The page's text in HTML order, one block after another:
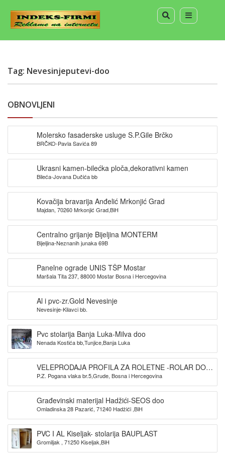
Tag: Nevesinjeputevi-doo
OBNOVLJENI
Molersko fasaderske usluge S.P.Gile Brčko
BRČKO-Pavla Savića 89
Ukrasni kamen-bilećka ploča,dekorativni kamen
Bileća-Jovana Dučića bb
Kovačija bravarija Anđelić Mrkonjić Grad
Majdan, 70260 Mrkonjić Grad,BiH
Centralno grijanje Bijeljina MONTERM
Bijeljina-Neznanih junaka 69B
Panelne ograde UNIS TŠP Mostar
Maršala Tita 237, 88000 Mostar Bosna i Hercegovina
Al i pvc-zr.Gold Nevesinje
Nevesinje-Kilavci bb.
Pvc stolarija Banja Luka-Milva doo
Nenada Kostića bb,Tunjice,Banja Luka
VELEPRODAJA PROFILA ZA ROLETNE -ROLAR DOO
GRUDE
P.Z. Pogana vlaka br.5,Grude, Bosna i Hercegovina
Građevinski materijal Hadžići-SEOS doo
Omladinska 28 Pazarić, 71240 Hadžići ,BiH
PVC I AL Kiseljak- stolarija BAUPLAST
Gromiljak , 71250 Kiseljak,BiH